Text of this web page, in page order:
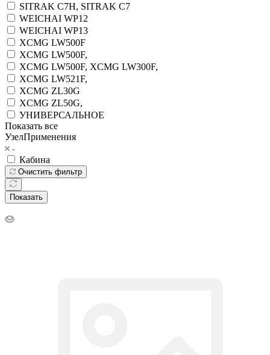
SITRAK C7H, SITRAK C7
WEICHAI WP12
WEICHAI WP13
XCMG LW500F
XCMG LW500F,
XCMG LW500F, XCMG LW300F,
XCMG LW521F,
XCMG ZL30G
XCMG ZL50G,
УНИВЕРСАЛЬНОЕ
Показать все
УзелПрименения
Кабина
Очистить фильтр
Показать